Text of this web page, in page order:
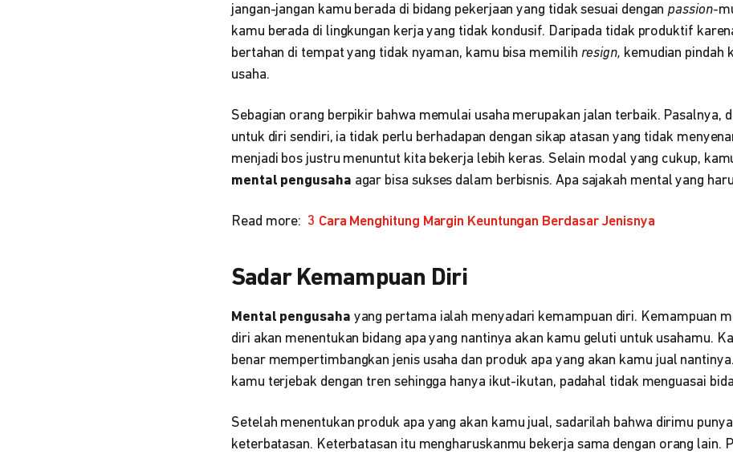
jangan-jangan kamu berada di bidang pekerjaan yang tidak sesuai dengan passion-
kamu berada di lingkungan kerja yang tidak kondusif. Daripada tidak produktif
bertahan di tempat yang tidak nyaman, kamu bisa memilih resign, kemudian pindah
usaha.
Sebagian orang berpikir bahwa memulai usaha merupakan jalan terbaik. Pasalnya,
untuk diri sendiri, ia tidak perlu berhadapan dengan sikap atasan yang tidak
menjadi bos justru menuntut kita bekerja lebih keras. Selain modal yang cukup,
mental pengusaha agar bisa sukses dalam berbisnis. Apa sajakah mental yang
Read more: 3 Cara Menghitung Margin Keuntungan Berdasar Jenisnya
Sadar Kemampuan Diri
Mental pengusaha yang pertama ialah menyadari kemampuan diri. Kemampuan
diri akan menentukan bidang apa yang nantinya akan kamu geluti untuk usahamu.
benar mempertimbangkan jenis usaha dan produk apa yang akan kamu jual
kamu terjebak dengan tren sehingga hanya ikut-ikutan, padahal tidak menguasai
Setelah menentukan produk apa yang akan kamu jual, sadarilah bahwa dirimu
keterbatasan. Keterbatasan itu mengharuskanmu bekerja sama dengan orang lain.